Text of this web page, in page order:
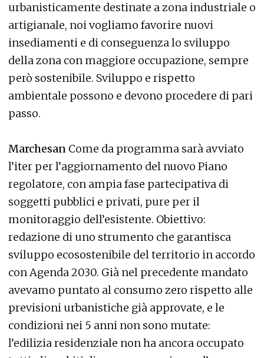
urbanisticamente destinate a zona industriale o
artigianale, noi vogliamo favorire nuovi
insediamenti e di conseguenza lo sviluppo
della zona con maggiore occupazione, sempre
però sostenibile. Sviluppo e rispetto
ambientale possono e devono procedere di pari
passo.
Marchesan Come da programma sarà avviato
l’iter per l’aggiornamento del nuovo Piano
regolatore, con ampia fase partecipativa di
soggetti pubblici e privati, pure per il
monitoraggio dell’esistente. Obiettivo:
redazione di uno strumento che garantisca
sviluppo ecosostenibile del territorio in accordo
con Agenda 2030. Già nel precedente mandato
avevamo puntato al consumo zero rispetto alle
previsioni urbanistiche già approvate, e le
condizioni nei 5 anni non sono mutate:
l’edilizia residenziale non ha ancora occupato